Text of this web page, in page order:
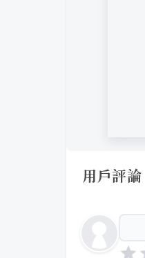
用戶評論